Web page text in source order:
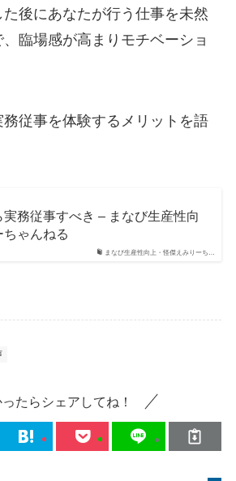
た後にあなたが行う仕事を未然
臨場感が高まりモチベーショ
従事を体験するメリットを語
まなび生産性向上・怪傑えみりーち…
務従事すべき – まなび生産性向
ちゃんねる
ったらシェアしてね！